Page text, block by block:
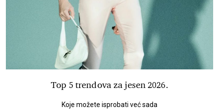
Top 5 trendova za jesen 2026.
Koje možete isprobati već sada